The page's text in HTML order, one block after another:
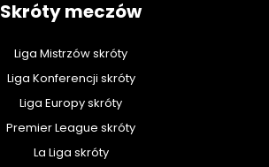
Skróty meczów
Liga Mistrzów skróty
Liga Konferencji skróty
Liga Europy skróty
Premier League skróty
La Liga skróty